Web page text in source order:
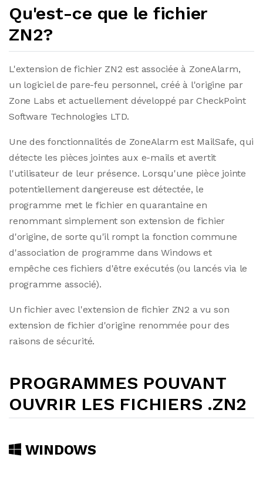
Qu'est-ce que le fichier
ZN2?
L'extension de fichier ZN2 est associée à ZoneAlarm,
un logiciel de pare-feu personnel, créé à l'origine par
Zone Labs et actuellement développé par CheckPoint
Software Technologies LTD.
Une des fonctionnalités de ZoneAlarm est MailSafe, qui
détecte les pièces jointes aux e-mails et avertit
l'utilisateur de leur présence. Lorsqu'une pièce jointe
potentiellement dangereuse est détectée, le
programme met le fichier en quarantaine en
renommant simplement son extension de fichier
d'origine, de sorte qu'il rompt la fonction commune
d'association de programme dans Windows et
empêche ces fichiers d'être exécutés (ou lancés via le
programme associé).
Un fichier avec l'extension de fichier ZN2 a vu son
extension de fichier d'origine renommée pour des
raisons de sécurité.
PROGRAMMES POUVANT
OUVRIR LES FICHIERS .ZN2
WINDOWS